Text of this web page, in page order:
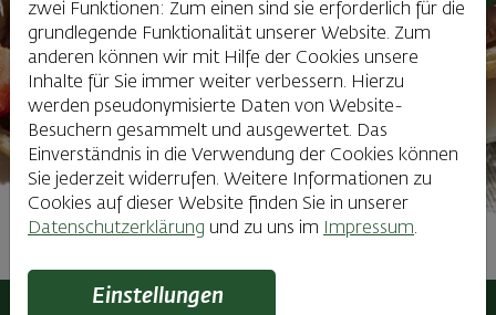
Haubiversum Café & Knusperhaus
zwei Funktionen: Zum einen sind sie erforderlich für die
grundlegende Funktionalität unserer Website. Zum
anderen können wir mit Hilfe der Cookies unsere
Inhalte für Sie immer weiter verbessern. Hierzu
werden pseudonymisierte Daten von Website-
Besuchern gesammelt und ausgewertet. Das
Einverständnis in die Verwendung der Cookies können
Sie jederzeit widerrufen. Weitere Informationen zu
Cookies auf dieser Website finden Sie in unserer
Datenschutzerklärung und zu uns im Impressum.
Einstellungen